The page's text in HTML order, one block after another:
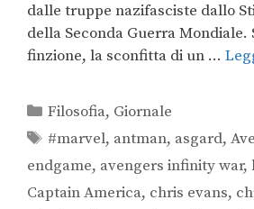
dalle truppe nazifasciste dallo
della Seconda Guerra Mondiale.
finzione, la sconfitta di un …
Filosofia, Giornale
#marvel, antman, asgard,
endgame, avengers infinity war,
Captain America, chris evans,